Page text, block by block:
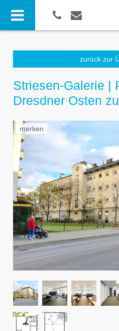
zurück zur
Striesen-Galerie |
Dresdner Osten
merken